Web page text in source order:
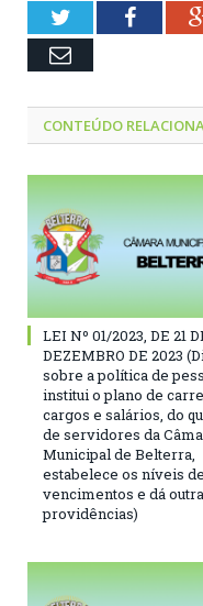
Twitter
Email
CONTEÚDO
LEI Nº 01/2023, DE 21
DEZEMBRO DE 2023
sobre a política de
institui o plano de
cargos e salários, do
de servidores da
Municipal de Belterra,
estabelece os níveis de
vencimentos e dá
providências)